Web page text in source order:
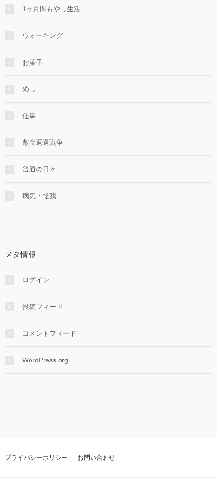
1ヶ月間もやし生活
ウォーキング
お菓子
めし
仕事
敷金返還戦争
普通の日々
病気・怪我
メタ情報
ログイン
投稿フィード
コメントフィード
WordPress.org
プライバシーポリシー お問い合わせ